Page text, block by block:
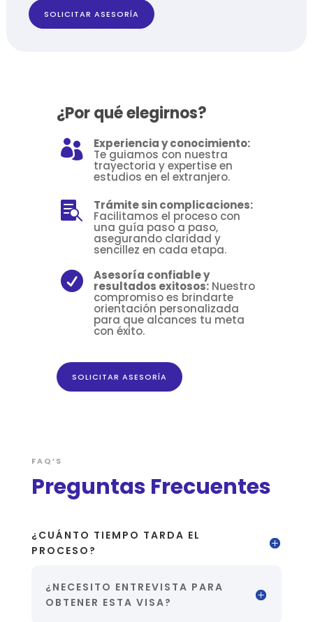
SOLICITAR ASESORÍA
¿Por qué elegirnos?
 Experiencia y conocimiento:
Te guiamos con nuestra
trayectoria y expertise en
estudios en el extranjero.
 Trámite sin complicaciones:
Facilitamos el proceso con
una guía paso a paso,
asegurando claridad y
sencillez en cada etapa.
 Asesoría confiable y
resultados exitosos:Nuestro
compromiso es brindarte
orientación personalizada
para que alcances tu meta
con éxito.
SOLICITAR ASESORÍA
FAQ’S
Preguntas Frecuentes
¿CUÁNTO TIEMPO TARDA EL
PROCESO?
¿NECESITO ENTREVISTA PARA
OBTENER ESTA VISA?